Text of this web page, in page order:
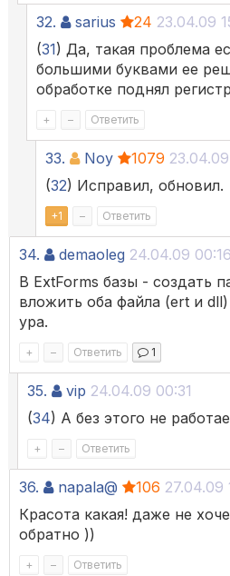
32. sarius 24 23.04.09
(31) Да, такая проблема
большими буквами ее
обработке поднял
+ – Ответить
33. Noy 1079 23.04.09
(32) Исправил, обновил.
+1 – Ответить
34. demaoleg 24.04.09 00:16
В ExtForms базы - создать
вложить оба файла (ert и
ура.
+ – Ответить 1
35. vip 24.04.09 00:31
(34) А без этого не
+ – Ответить
36. napala@ 106 27.04.09
Красота какая! даже не
обратно ))
+ – Ответить